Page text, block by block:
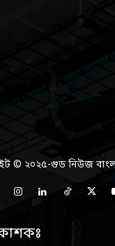
© ২০২৫-গুড নিউজ